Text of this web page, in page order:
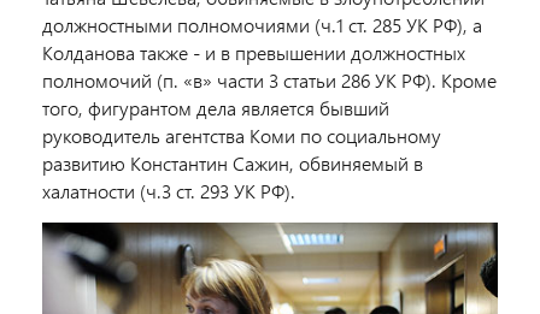
должностными полномочиями (ч.1 ст. 285 УК РФ), а
Колданова также - и в превышении должностных
полномочий (п. «в» части 3 статьи 286 УК РФ). Кроме
того, фигурантом дела является бывший
руководитель агентства Коми по социальному
развитию Константин Сажин, обвиняемый в
халатности (ч.3 ст. 293 УК РФ).